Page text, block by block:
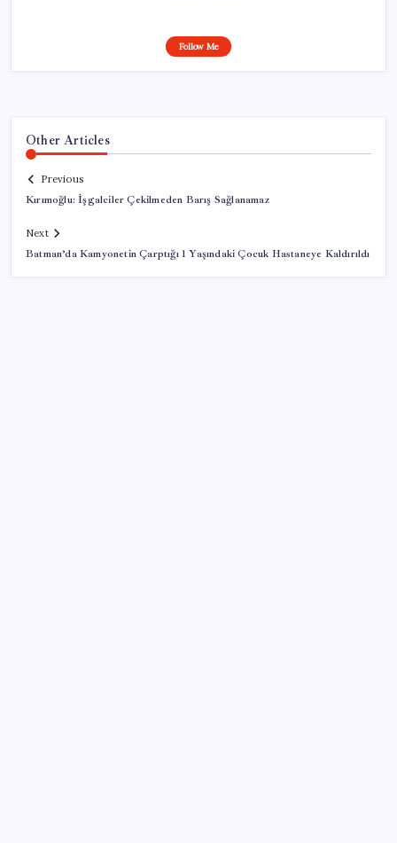
Follow Me
Other Articles
Previous
Kırımoğlu: İşgalciler Çekilmeden Barış Sağlanamaz
Next
Batman’da Kamyonetin Çarptığı 1 Yaşındaki Çocuk Hastaneye Kaldırıldı